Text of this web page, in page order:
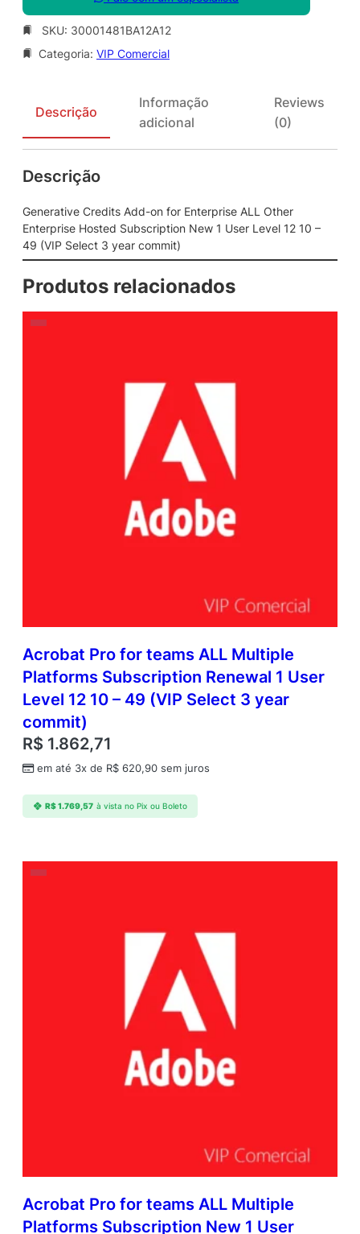
SKU: 30001481BA12A12
Categoria: VIP Comercial
Descrição
Informação
adicional
Reviews
(0)
Descrição
Generative Credits Add-on for Enterprise ALL Other
Enterprise Hosted Subscription New 1 User Level 12 10 –
49 (VIP Select 3 year commit)
Produtos relacionados
Acrobat Pro for teams ALL Multiple
Platforms Subscription Renewal 1 User
Level 12 10 – 49 (VIP Select 3 year
commit)
R$ 1.862,71
em até 3x de R$ 620,90 sem juros
R$1.769,57 à vista no Pix ou Boleto
Acrobat Pro for teams ALL Multiple
Platforms Subscription New 1 User